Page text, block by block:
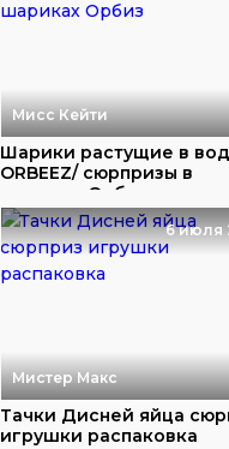
Мисс Кейти
Шарики растущие в
ORBEEZ/ сюрпризы в
шариках Орбиз
6 июля
Мистер Макс
Тачки Дисней яйца
игрушки распаковка